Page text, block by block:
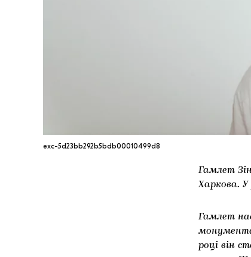
exc-5d23bb292b5bdb00010499d8
Гамлет
Харкова.
Гамлет
році він